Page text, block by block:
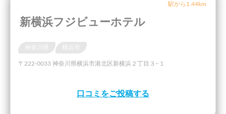
駅から1.44km
新横浜フジビューホテル
〒222-0033 神奈川県横浜市港北区新横浜２丁目３−１
口コミをご投稿する